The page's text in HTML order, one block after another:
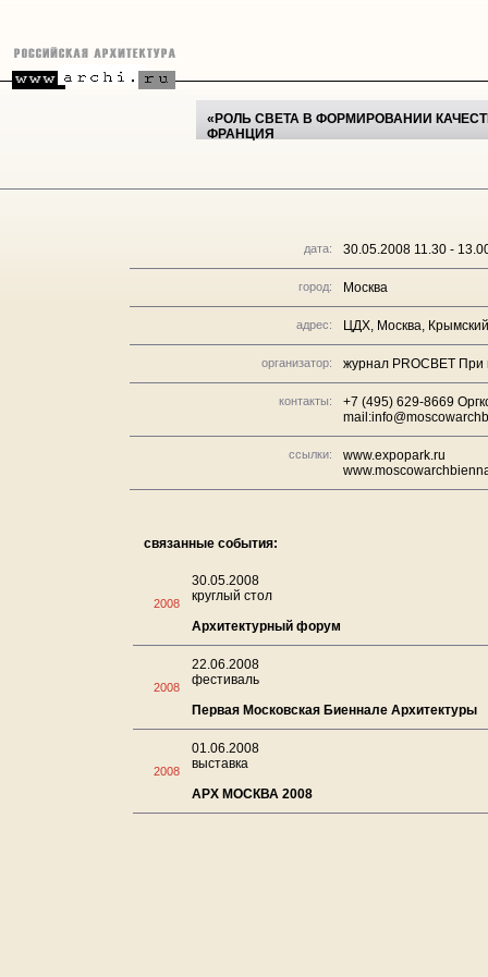
«РОЛЬ СВЕТА В ФОРМИРОВАНИИ
ФРАНЦИЯ
дата: 30.05.2008 11.30 -
город: Москва
адрес: ЦДХ, Москва,
организатор: журнал PROCBET
контакты:
+7 (495) 629-8669
ссылки:
www.expopark.ru
связанные события:
2008
30.05.2008
круглый стол
Архитектурный форум
2008
22.06.2008
фестиваль
Первая Московская Биеннале Архитектуры
2008
01.06.2008
выставка
АРХ МОСКВА 2008